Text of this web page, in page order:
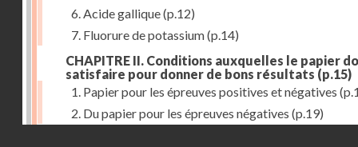
6. Acide gallique(p.12)
7. Fluorure de potassium(p.14)
CHAPITRE II. Conditions auxquelles le papier
satisfaire pour donner de bons résultats (p.15)
1. Papier pour les épreuves positives et négatives
2. Du papier pour les épreuves négatives (p.19)